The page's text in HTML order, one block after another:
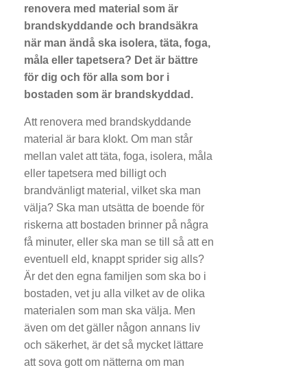
renovera med material som är
brandskyddande och brandsäkra
när man ändå ska isolera, täta, foga,
måla eller tapetsera? Det är bättre
för dig och för alla som bor i
bostaden som är brandskyddad.
Att renovera med brandskyddande
material är bara klokt. Om man står
mellan valet att täta, foga, isolera, måla
eller tapetsera med billigt och
brandvänligt material, vilket ska man
välja? Ska man utsätta de boende för
riskerna att bostaden brinner på några
få minuter, eller ska man se till så att en
eventuell eld, knappt sprider sig alls?
Är det den egna familjen som ska bo i
bostaden, vet ju alla vilket av de olika
materialen som man ska välja. Men
även om det gäller någon annans liv
och säkerhet, är det så mycket lättare
att sova gott om nätterna om man